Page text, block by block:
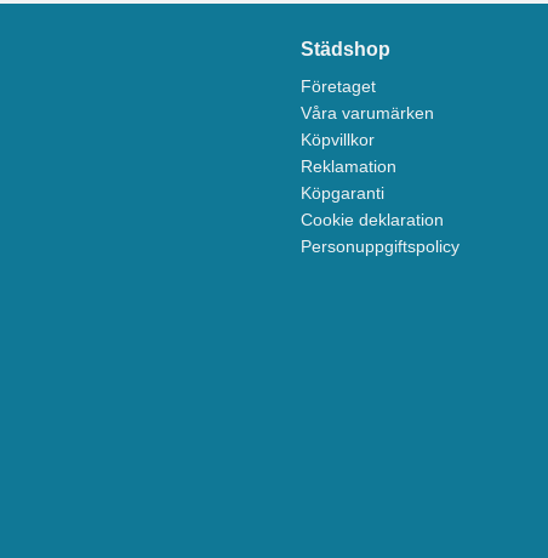
Städshop
Företaget
Våra varumärken
Köpvillkor
Reklamation
Köpgaranti
Cookie deklaration
Personuppgiftspolicy